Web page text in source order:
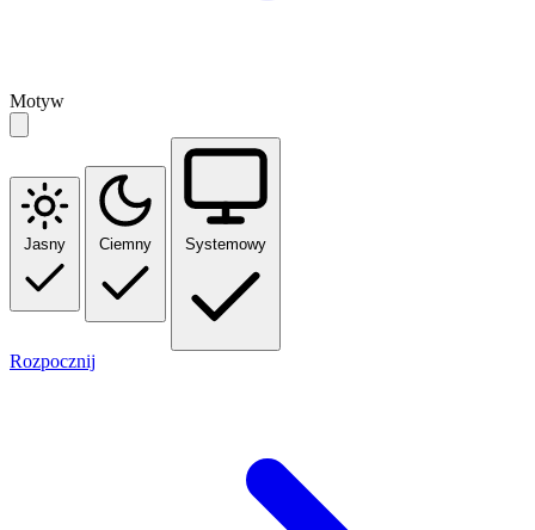
Motyw
Jasny Ciemny Systemowy
Rozpocznij